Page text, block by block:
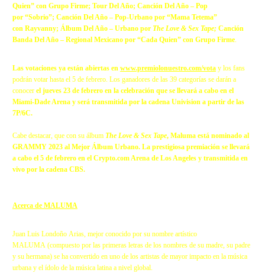
Quien” con Grupo Firme; Tour Del Año; Canción Del Año – Pop
por “Sobrio”; Canción Del Año – Pop-Urbano por “Mama Tetema”
con Rayvanny; Álbum Del Año – Urbano por The Love & Sex Tape; Canción
Banda Del Año – Regional Mexicano por “Cada Quien” con Grupo Firme.
Las votaciones ya están abiertas en www.premiolonuestro.com/vota y los fans
podrán votar hasta el 5 de febrero. Los ganadores de las 39 categorías se darán a
conocer el jueves 23 de febrero en la celebración que se llevará a cabo en el
Miami-Dade Arena y será transmitida por la cadena Univision a partir de las
7P/6C.
Cabe destacar, que con su álbum The Love & Sex Tape, Maluma está nominado al
GRAMMY 2023 al Mejor Álbum Urbano. La prestigiosa premiación se llevará
a cabo el 5 de febrero en el Crypto.com Arena de Los Angeles y transmitida en
vivo por la cadena CBS.
Acerca de MALUMA
Juan Luis Londoño Arias, mejor conocido por su nombre artístico
MALUMA (compuesto por las primeras letras de los nombres de su madre, su padre
y su hermana) se ha convertido en uno de los artistas de mayor impacto en la música
urbana y el ídolo de la música latina a nivel global.